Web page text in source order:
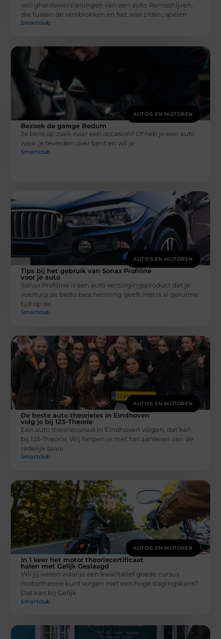
veiligheidsvoorzieningen van een auto. Remschijven,
die tussen de remblokken en het wiel zitten, spelen
Smartclub
AUTO'S EN MOTOREN
Bezoek de garage Bedum
Je bent op zoek naar een occasion? Of heb je een auto
waar je tevreden over bent en wil je
Smartclub
AUTO'S EN MOTOREN
Tips bij het gebruik van Sonax Profiline
voor je auto
Sonax Profiline is een auto verzorgingsproduct dat je
voertuig de beste bescherming geeft. Het is al geruime
tijd op de
Smartclub
AUTO'S EN MOTOREN
De beste auto theorieles in Eindhoven
volg je bij 123-Theorie
Een auto theoriecursus in Eindhoven volgen, dat kan
bij 123-Theorie. Wij helpen je met het aanleren van de
redelijk saaie
Smartclub
AUTO'S EN MOTOREN
In 1 keer het motor theoriecertificaat
halen met Gelijk Geslaagd
Wil jij weten waar je een kwalitatief goede cursus
motortheorie kunt volgen met een hoge slagingskans?
Dat kan bij Gelijk
Smartclub